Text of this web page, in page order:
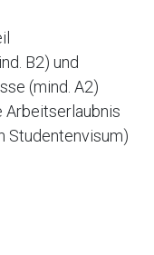
B2) und
(mind. A2)
Arbeitserlaubnis
Studentenvisum)